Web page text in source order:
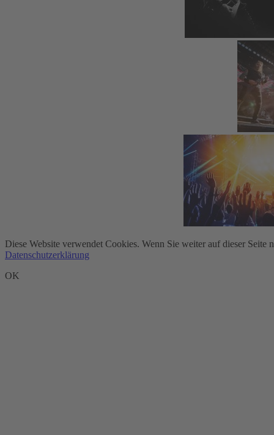
Diese Website verwendet Cookies. Wenn Sie weiter auf dieser
Datenschutzerklärung
OK